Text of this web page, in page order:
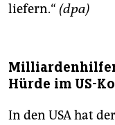
liefern.“ (dpa)
Hürde im US-
In den USA hat